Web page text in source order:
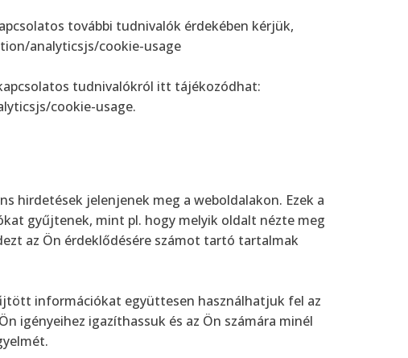
további tudnivalók érdekében kérjük,
analyticsjs/cookie-usage
tudnivalókról itt tájékozódhat:
cookie-usage.
hirdetések jelenjenek meg a weboldalakon. Ezek a
gyűjtenek, mint pl. hogy melyik oldalt nézte meg
az Ön érdeklődésére számot tartó tartalmak
információkat együttesen használhatjuk fel az
igényeihez igazíthassuk és az Ön számára minél